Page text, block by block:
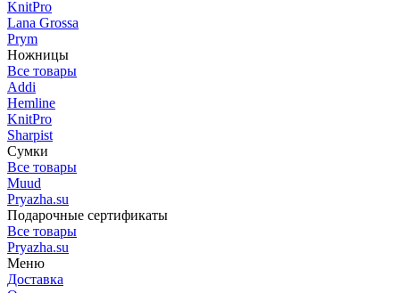
KnitPro
Lana Grossa
Prym
Ножницы
Все товары
Addi
Hemline
KnitPro
Sharpist
Сумки
Все товары
Muud
Pryazha.su
Подарочные сертификаты
Все товары
Pryazha.su
Меню
Доставка